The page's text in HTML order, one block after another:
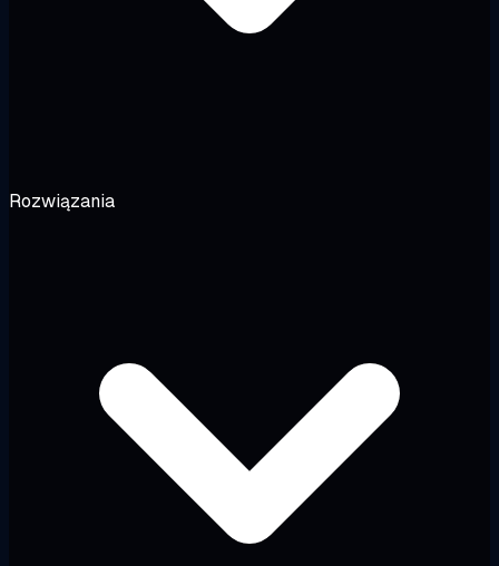
Rozwiązania